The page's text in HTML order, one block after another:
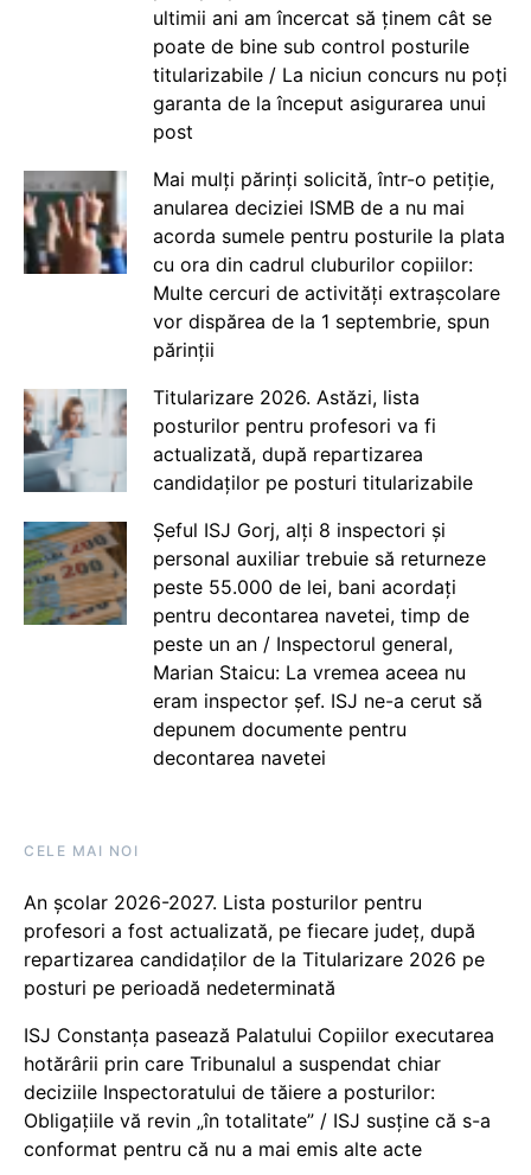
ultimii ani am încercat să ținem cât se
poate de bine sub control posturile
titularizabile / La niciun concurs nu poți
garanta de la început asigurarea unui
post
Mai mulți părinți solicită, într-o petiție,
anularea deciziei ISMB de a nu mai
acorda sumele pentru posturile la plata
cu ora din cadrul cluburilor copiilor:
Multe cercuri de activități extrașcolare
vor dispărea de la 1 septembrie, spun
părinții
Titularizare 2026. Astăzi, lista
posturilor pentru profesori va fi
actualizată, după repartizarea
candidaților pe posturi titularizabile
Șeful ISJ Gorj, alți 8 inspectori și
personal auxiliar trebuie să returneze
peste 55.000 de lei, bani acordați
pentru decontarea navetei, timp de
peste un an / Inspectorul general,
Marian Staicu: La vremea aceea nu
eram inspector șef. ISJ ne-a cerut să
depunem documente pentru
decontarea navetei
CELE MAI NOI
An școlar 2026-2027. Lista posturilor pentru
profesori a fost actualizată, pe fiecare județ, după
repartizarea candidaților de la Titularizare 2026 pe
posturi pe perioadă nedeterminată
ISJ Constanța pasează Palatului Copiilor executarea
hotărârii prin care Tribunalul a suspendat chiar
deciziile Inspectoratului de tăiere a posturilor:
Obligațiile vă revin „în totalitate” / ISJ susține că s-a
conformat pentru că nu a mai emis alte acte